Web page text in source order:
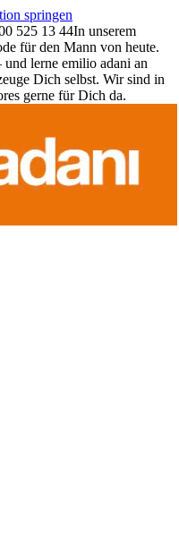
springen
525 13 44In unserem
für den Mann von heute.
lerne emilio adani an
Dich selbst. Wir sind in
gerne für Dich da.